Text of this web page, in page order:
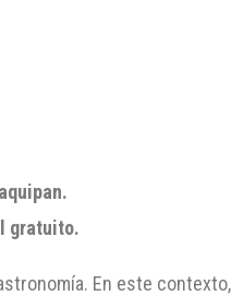
gratuito.
En este contexto,